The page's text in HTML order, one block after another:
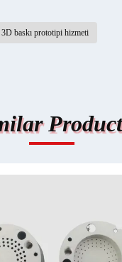
3D baskı prototipi hizmeti